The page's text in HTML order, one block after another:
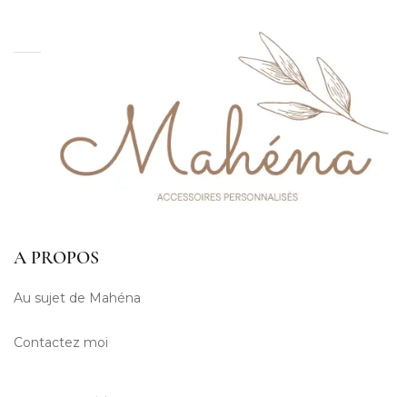
A PROPOS
Au sujet de Mahéna
Contactez moi